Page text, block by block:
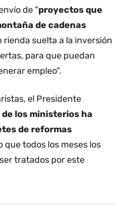
de "proyectos que
de cadenas
rienda suelta a la inversión
para que puedan
empleo”.
el Presidente
de los ministerios ha
de reformas
que todos los meses los
tratados por este